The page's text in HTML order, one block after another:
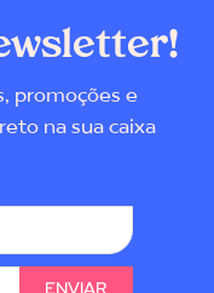
promoções e
na sua caixa